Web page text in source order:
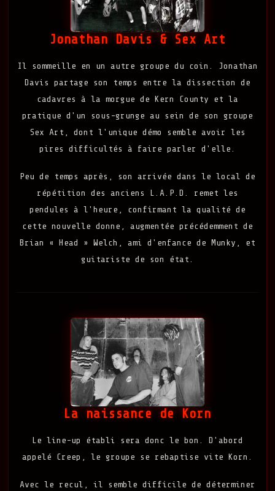
Jonathan Davis & Sex Art
Il sommeille en un autre groupe du coin. Jonathan
Davis partage son temps entre la dissection de
cadavres à la morgue de Kern County et la
pratique d'un sous-grunge au sein de son groupe
Sex Art, dont l'unique démo semble avoir les
pires difficultés à faire parler d'elle.
Peu de temps après, son arrivée dans le local de
répétition des anciens L.A.P.D. remet les
pendules à l'heure, confirmant la qualité de
cette nouvelle donne, augmentée précédemment de
Brian « Head » Welch, ami d'enfance de Munky, et
guitariste de son état.
La naissance de Korn
Le line-up établi sera donc le bon. D'abord
appelé Creep, le groupe se rebaptise vite Korn.
Avec le recul, il semble difficile de déterminer